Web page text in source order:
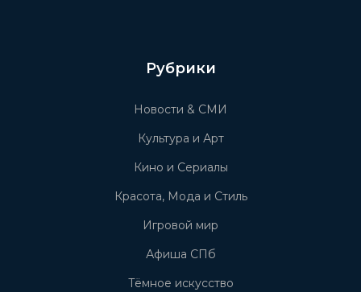
Рубрики
Новости & СМИ
Культура и Арт
Кино и Сериалы
Красота, Мода и Стиль
Игровой мир
Афиша СПб
Тёмное искусство